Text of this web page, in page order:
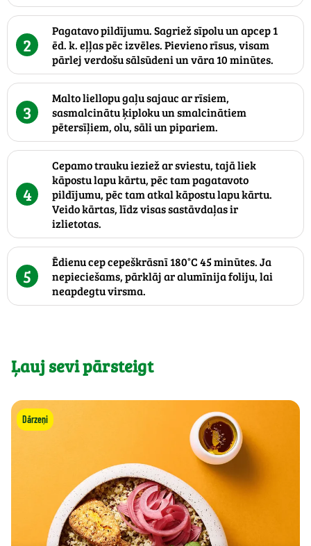
2
Pagatavo pildījumu. Sagriež sīpolu un apcep 1
ēd. k. eļļas pēc izvēles. Pievieno rīsus, visam
pārlej verdošu sālsūdeni un vāra 10 minūtes.
3
Malto liellopu gaļu sajauc ar rīsiem,
sasmalcinātu ķiploku un smalcinātiem
pētersīļiem, olu, sāli un pipariem.
4
Cepamo trauku ieziež ar sviestu, tajā liek
kāpostu lapu kārtu, pēc tam pagatavoto
pildījumu, pēc tam atkal kāpostu lapu kārtu.
Veido kārtas, līdz visas sastāvdaļas ir
izlietotas.
5
Ēdienu cep cepeškrāsnī 180°C 45 minūtes. Ja
nepieciešams, pārklāj ar alumīnija foliju, lai
neapdegtu virsma.
Ļauj sevi pārsteigt
Dārzeņi